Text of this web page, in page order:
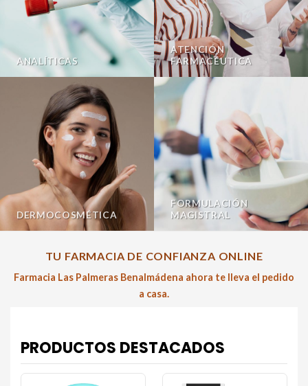
ANALÍTICAS
ATENCIÓN
FARMACÉUTICA
DERMOCOSMÉTICA
FORMULACIÓN
MAGISTRAL
TU FARMACIA DE CONFIANZA ONLINE
Farmacia Las Palmeras Benalmádena ahora te lleva el pedido
a casa.